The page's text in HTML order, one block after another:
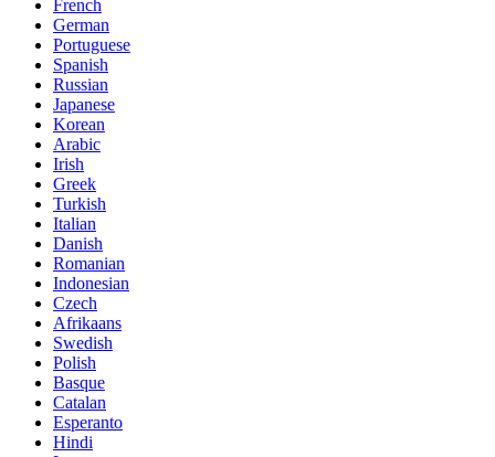
French
German
Portuguese
Spanish
Russian
Japanese
Korean
Arabic
Irish
Greek
Turkish
Italian
Danish
Romanian
Indonesian
Czech
Afrikaans
Swedish
Polish
Basque
Catalan
Esperanto
Hindi